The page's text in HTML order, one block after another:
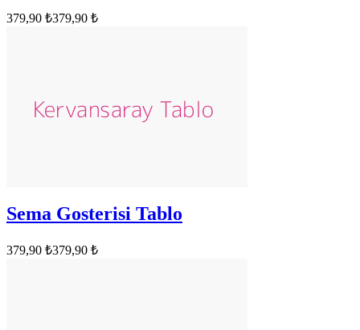
379,90 ₺379,90 ₺
Sema Gosterisi Tablo
379,90 ₺379,90 ₺